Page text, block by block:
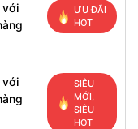
với
ƯU ĐÃI
HOT
với
SIÊU
MỚI,
SIÊU
HOT